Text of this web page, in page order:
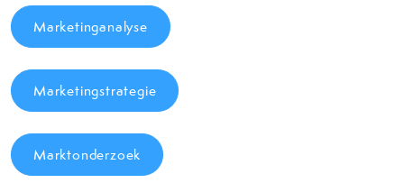
Marketinganalyse
Marketingstrategie
Marktonderzoek